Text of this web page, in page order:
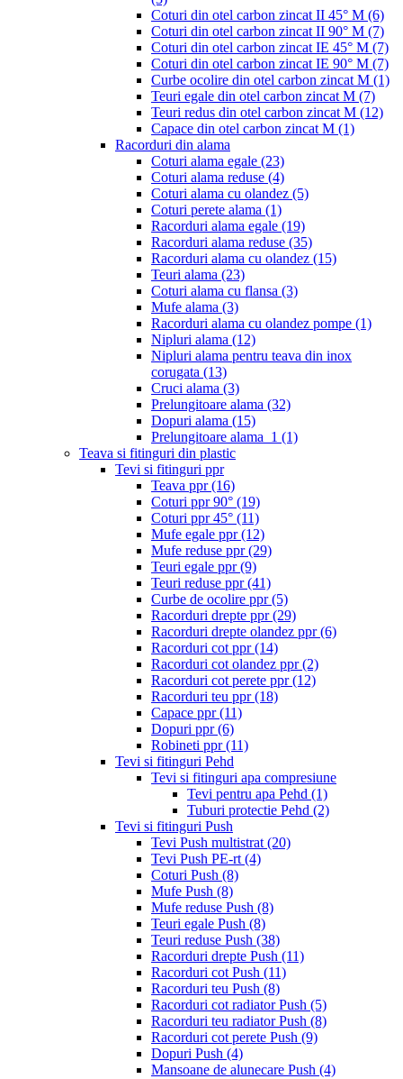
Coturi din otel carbon zincat II 45° M (6)
Coturi din otel carbon zincat II 90° M (7)
Coturi din otel carbon zincat IE 45° M (7)
Coturi din otel carbon zincat IE 90° M (7)
Curbe ocolire din otel carbon zincat M (1)
Teuri egale din otel carbon zincat M (7)
Teuri redus din otel carbon zincat M (12)
Capace din otel carbon zincat M (1)
Racorduri din alama
Coturi alama egale (23)
Coturi alama reduse (4)
Coturi alama cu olandez (5)
Coturi perete alama (1)
Racorduri alama egale (19)
Racorduri alama reduse (35)
Racorduri alama cu olandez (15)
Teuri alama (23)
Coturi alama cu flansa (3)
Mufe alama (3)
Racorduri alama cu olandez pompe (1)
Nipluri alama (12)
Nipluri alama pentru teava din inox
corugata (13)
Cruci alama (3)
Prelungitoare alama (32)
Dopuri alama (15)
Prelungitoare alama_1 (1)
Teava si fitinguri din plastic
Tevi si fitinguri ppr
Teava ppr(16)
Coturi ppr 90° (19)
Coturi ppr 45° (11)
Mufe egale ppr(12)
Mufe reduse ppr(29)
Teuri egale ppr(9)
Teuri reduse ppr(41)
Curbe de ocolire ppr(5)
Racorduri drepte ppr(29)
Racorduri drepte olandez ppr(6)
Racorduri cot ppr(14)
Racorduri cot olandez ppr(2)
Racorduri cot perete ppr(12)
Racorduri teu ppr(18)
Capace ppr(11)
Dopuri ppr(6)
Robineti ppr(11)
Tevi si fitinguri Pehd
Tevi si fitinguri apa compresiune
Tevi pentru apa Pehd (1)
Tuburi protectie Pehd (2)
Tevi si fitinguri Push
Tevi Push multistrat (20)
Tevi Push PE-rt (4)
Coturi Push (8)
Mufe Push (8)
Mufe reduse Push (8)
Teuri egale Push (8)
Teuri reduse Push (38)
Racorduri drepte Push (11)
Racorduri cot Push (11)
Racorduri teu Push (8)
Racorduri cot radiator Push (5)
Racorduri teu radiator Push (8)
Racorduri cot perete Push (9)
Dopuri Push (4)
Mansoane de alunecare Push (4)